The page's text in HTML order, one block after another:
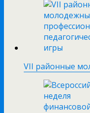
VII районные